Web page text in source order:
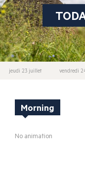
jeudi 23 juillet vendredi
Morning
No animation